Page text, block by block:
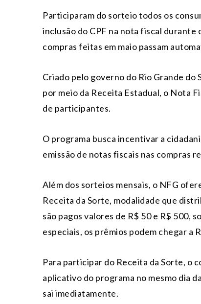
Participaram do sorteio todos os
inclusão do CPF na nota fiscal durante
compras feitas em maio passam
Criado pelo governo do Rio Grande do
por meio da Receita Estadual, o Nota
de participantes.
O programa busca incentivar a
emissão de notas fiscais nas compras
Além dos sorteios mensais, o NFG
Receita da Sorte, modalidade que
são pagos valores de R$ 50 e R$ 500,
especiais, os prêmios podem chegar a
Para participar do Receita da Sorte, o
aplicativo do programa no mesmo dia
sai imediatamente.